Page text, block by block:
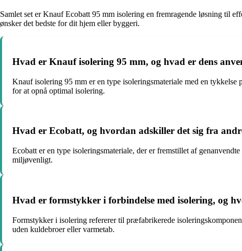
Samlet set er Knauf Ecobatt 95 mm isolering en fremragende løsning til
ønsker det bedste for dit hjem eller byggeri.
Hvad er Knauf isolering 95 mm, og hvad er dens
Knauf isolering 95 mm er en type isoleringsmateriale med en
for at opnå optimal isolering.
Hvad er Ecobatt, og hvordan adskiller det sig fra
Ecobatt er en type isoleringsmateriale, der er fremstillet af
miljøvenligt.
Hvad er formstykker i forbindelse med isolering, og
Formstykker i isolering refererer til præfabrikerede
uden kuldebroer eller varmetab.